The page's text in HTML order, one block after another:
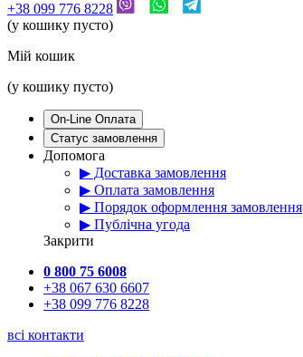
+38 099 776 8228
(у кошику пусто)
Мій кошик
(у кошику пусто)
On-Line Оплата
Статус замовлення
Допомога
▶ Доставка замовлення
▶ Оплата замовлення
▶ Порядок оформлення замовлення
▶ Публічна угода
Закрити
0 800 75 6008
+38 067 630 6607
+38 099 776 8228
всі контакти